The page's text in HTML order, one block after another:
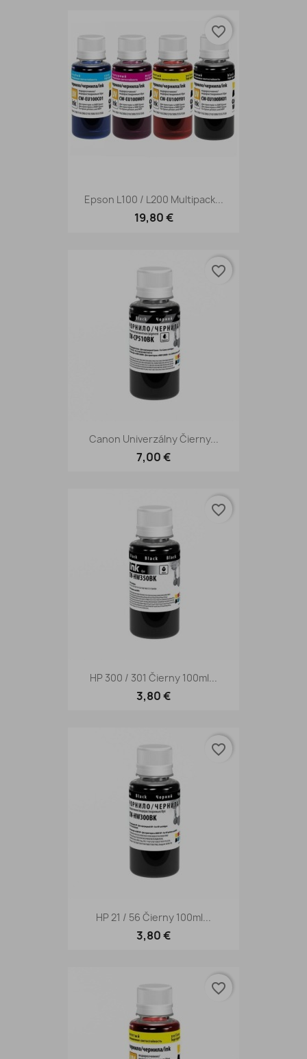
Epson L100 / L200 Multipack...
19,80 €
favorite_border
Canon Univerzálny Čierny...
7,00 €
favorite_border
HP 300 / 301 Čierny 100ml...
3,80 €
favorite_border
HP 21 / 56 Čierny 100ml...
3,80 €
favorite_border
favorite_border